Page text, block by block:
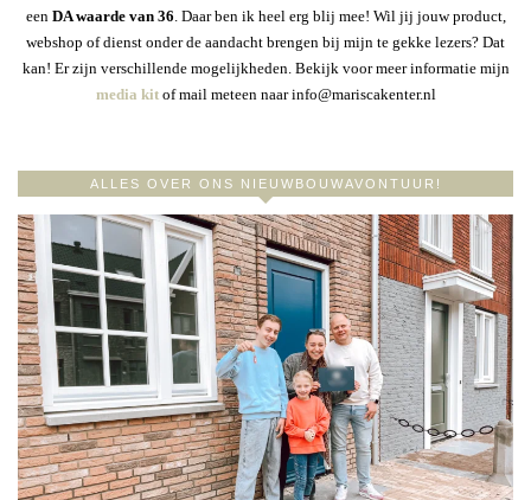
een DA waarde van 36 . Daar ben ik heel erg blij mee! Wil jij jouw product,
webshop of dienst onder de aandacht brengen bij mijn te gekke lezers? Dat
kan! Er zijn verschillende mogelijkheden. Bekijk voor meer informatie mijn
media kitof mail meteen naar info@mariscakenter.nl
ALLES OVER ONS NIEUWBOUWAVONTUUR!